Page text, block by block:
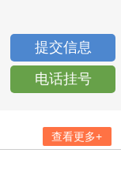
电话挂号
查看更多+